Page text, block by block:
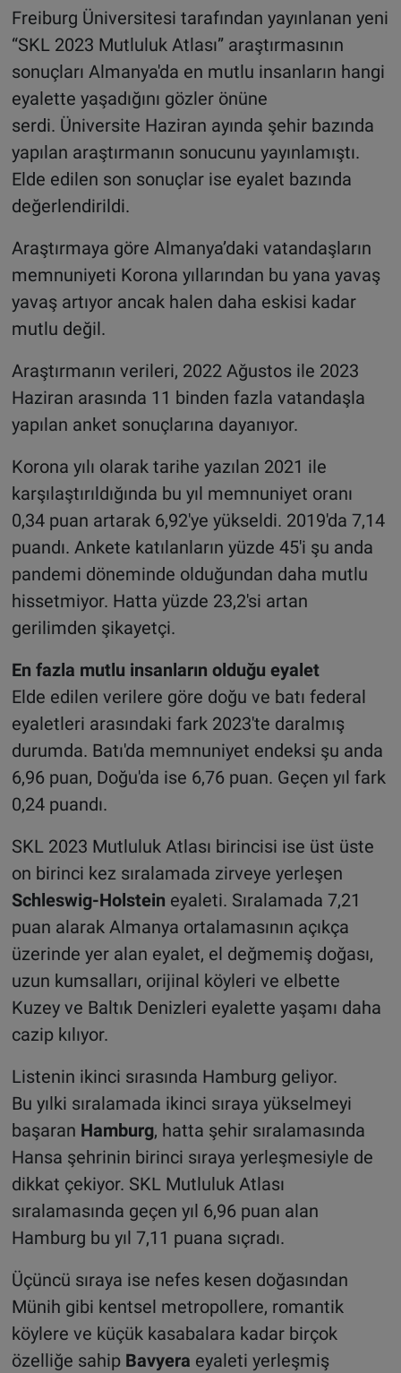
Freiburg Üniversitesi tarafından yayınlanan yeni
“SKL 2023 Mutluluk Atlası” araştırmasının
sonuçları Almanya'da en mutlu insanların hangi
eyalette yaşadığını gözler önüne
serdi. Üniversite Haziran ayında şehir bazında
yapılan araştırmanın sonucunu yayınlamıştı.
Elde edilen son sonuçlar ise eyalet bazında
değerlendirildi.
Araştırmaya göre Almanya’daki vatandaşların
memnuniyeti Korona yıllarından bu yana yavaş
yavaş artıyor ancak halen daha eskisi kadar
mutlu değil.
Araştırmanın verileri, 2022 Ağustos ile 2023
Haziran arasında 11 binden fazla vatandaşla
yapılan anket sonuçlarına dayanıyor.
Korona yılı olarak tarihe yazılan 2021 ile
karşılaştırıldığında bu yıl memnuniyet oranı
0,34 puan artarak 6,92'ye yükseldi. 2019'da 7,14
puandı. Ankete katılanların yüzde 45'i şu anda
pandemi döneminde olduğundan daha mutlu
hissetmiyor. Hatta yüzde 23,2'si artan
gerilimden şikayetçi.
En fazla mutlu insanların olduğu eyalet
Elde edilen verilere göre doğu ve batı federal
eyaletleri arasındaki fark 2023'te daralmış
durumda. Batı'da memnuniyet endeksi şu anda
6,96 puan, Doğu'da ise 6,76 puan. Geçen yıl fark
0,24 puandı.
SKL 2023 Mutluluk Atlası birincisi ise üst üste
on birinci kez sıralamada zirveye yerleşen
Schleswig-Holstein eyaleti. Sıralamada 7,21
puan alarak Almanya ortalamasının açıkça
üzerinde yer alan eyalet, el değmemiş doğası,
uzun kumsalları, orijinal köyleri ve elbette
Kuzey ve Baltık Denizleri eyalette yaşamı daha
cazip kılıyor.
Listenin ikinci sırasında Hamburg geliyor.
Bu yılki sıralamada ikinci sıraya yükselmeyi
başaran Hamburg, hatta şehir sıralamasında
Hansa şehrinin birinci sıraya yerleşmesiyle de
dikkat çekiyor. SKL Mutluluk Atlası
sıralamasında geçen yıl 6,96 puan alan
Hamburg bu yıl 7,11 puana sıçradı.
Üçüncü sıraya ise nefes kesen doğasından
Münih gibi kentsel metropollere, romantik
köylere ve küçük kasabalara kadar birçok
özelliğe sahip Bavyera eyaleti yerleşmiş